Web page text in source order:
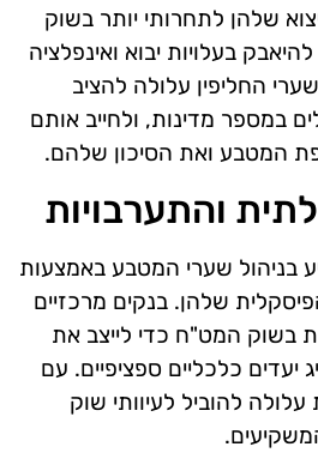
שלהן לתחרותי יותר בשוק
בעלויות יבוא ואינפלציה
החליפין עלולה להציב
במספר מדינות, ולחייב אותם
המטבע ואת הסיכון שלהם.
והתערבויות
בניהול שערי המטבע באמצעות
שלהן. בנקים מרכזיים
בשוק המט"ח כדי לייצב את
כלכליים ספציפיים. עם
להוביל לעיוותי שוק